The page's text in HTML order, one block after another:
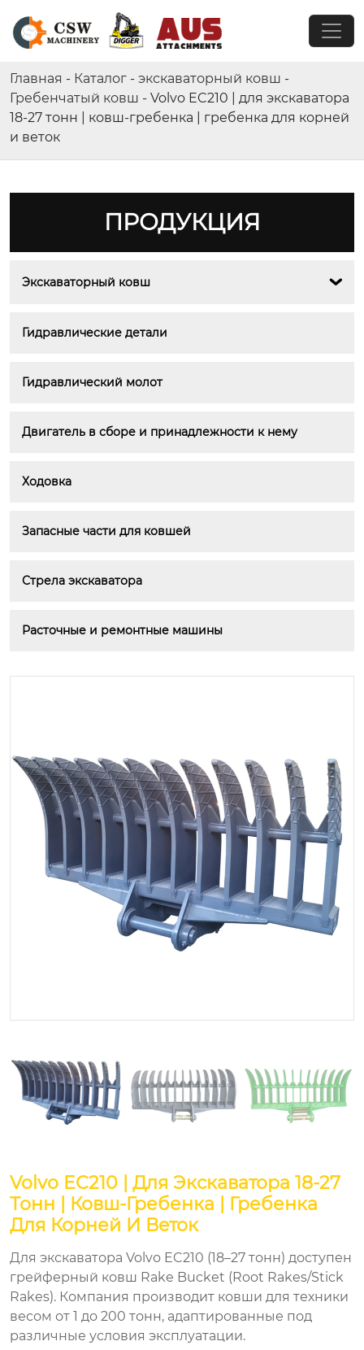
Главная - Каталог - экскаваторный ковш -
Гребенчатый ковш - Volvo EC210 | для экскаватора
18-27 тонн | ковш-гребенка | гребенка для корней
и веток
ПРОДУКЦИЯ
Экскаваторный ковш 
Гидравлические детали
Гидравлический молот
Двигатель в сборе и принадлежности к нему
Ходовка
Запасные части для ковшей
Стрела экскаватора
Расточные и ремонтные машины
Volvo EC210 | Для Экскаватора 18-27
Тонн | Ковш-Гребенка | Гребенка
Для Корней И Веток
Для экскаватора Volvo EC210 (18–27 тонн) доступен
грейферный ковш Rake Bucket (Root Rakes/Stick
Rakes). Компания производит ковши для техники
весом от 1 до 200 тонн, адаптированные под
различные условия эксплуатации.